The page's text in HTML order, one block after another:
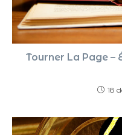
Tourner La Page –
18